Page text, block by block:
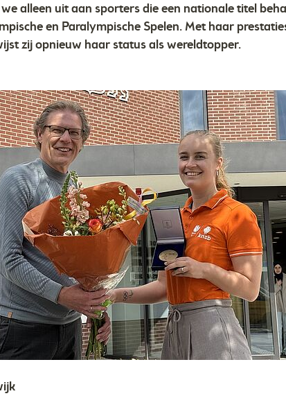
alleen uit aan sporters die een nationale titel
en Paralympische Spelen. Met haar
zij opnieuw haar status als wereldtopper.